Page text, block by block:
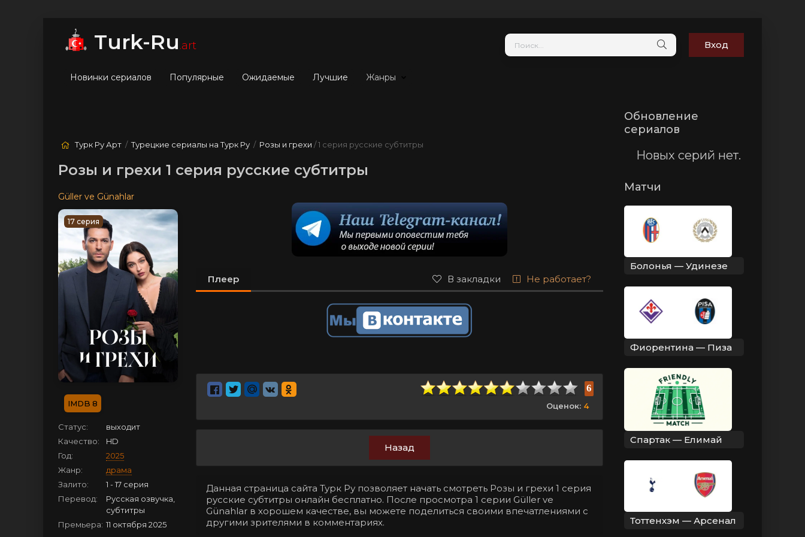
Turk-Ru.art Вход
Новинки сериалов Популярные Ожидаемые Лучшие Жанры
Турк Ру Арт /Турецкие сериалы на Турк Ру / Розы и грехи / 1 серия русские субтитры
Розы и грехи 1 серия русские субтитры
Güller ve Günahlar
17 серия
8
Статус:
выходит
Качество:
HD
Год:
2025
Жанр:
драма
Залито:
1 - 17 серия
Перевод:
Русская озвучка,
субтитры
Премьера: 11 октября 2025
Плеер В закладки Не работает?
6
Оценок: 4
Назад
Данная страница сайта Турк Ру позволяет начать смотреть Розы и грехи 1 серия
русские субтитры онлайн бесплатно. После просмотра 1 серии Güller ve
Günahlar в хорошем качестве, вы можете поделиться своими впечатлениями с
другими зрителями в комментариях.
Обновление
сериалов
Новых серий нет.
Матчи
Болонья — Удинезе
Фиорентина — Пиза
Спартак — Елимай
Тоттенхэм — Арсенал